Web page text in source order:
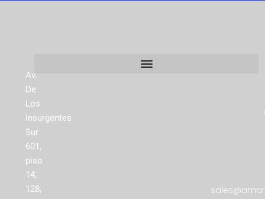
Av.
De
Los
Insurgentes
Sur
601,
piso
14,
128,